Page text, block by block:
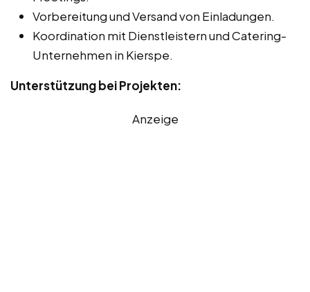
Vorbereitung und Versand von Einladungen.
Koordination mit Dienstleistern und Catering-
Unternehmen in Kierspe.
Unterstützung bei Projekten:
Anzeige